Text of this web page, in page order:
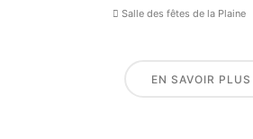
Salle des fêtes de la Plaine
EN SAVOIR PLUS